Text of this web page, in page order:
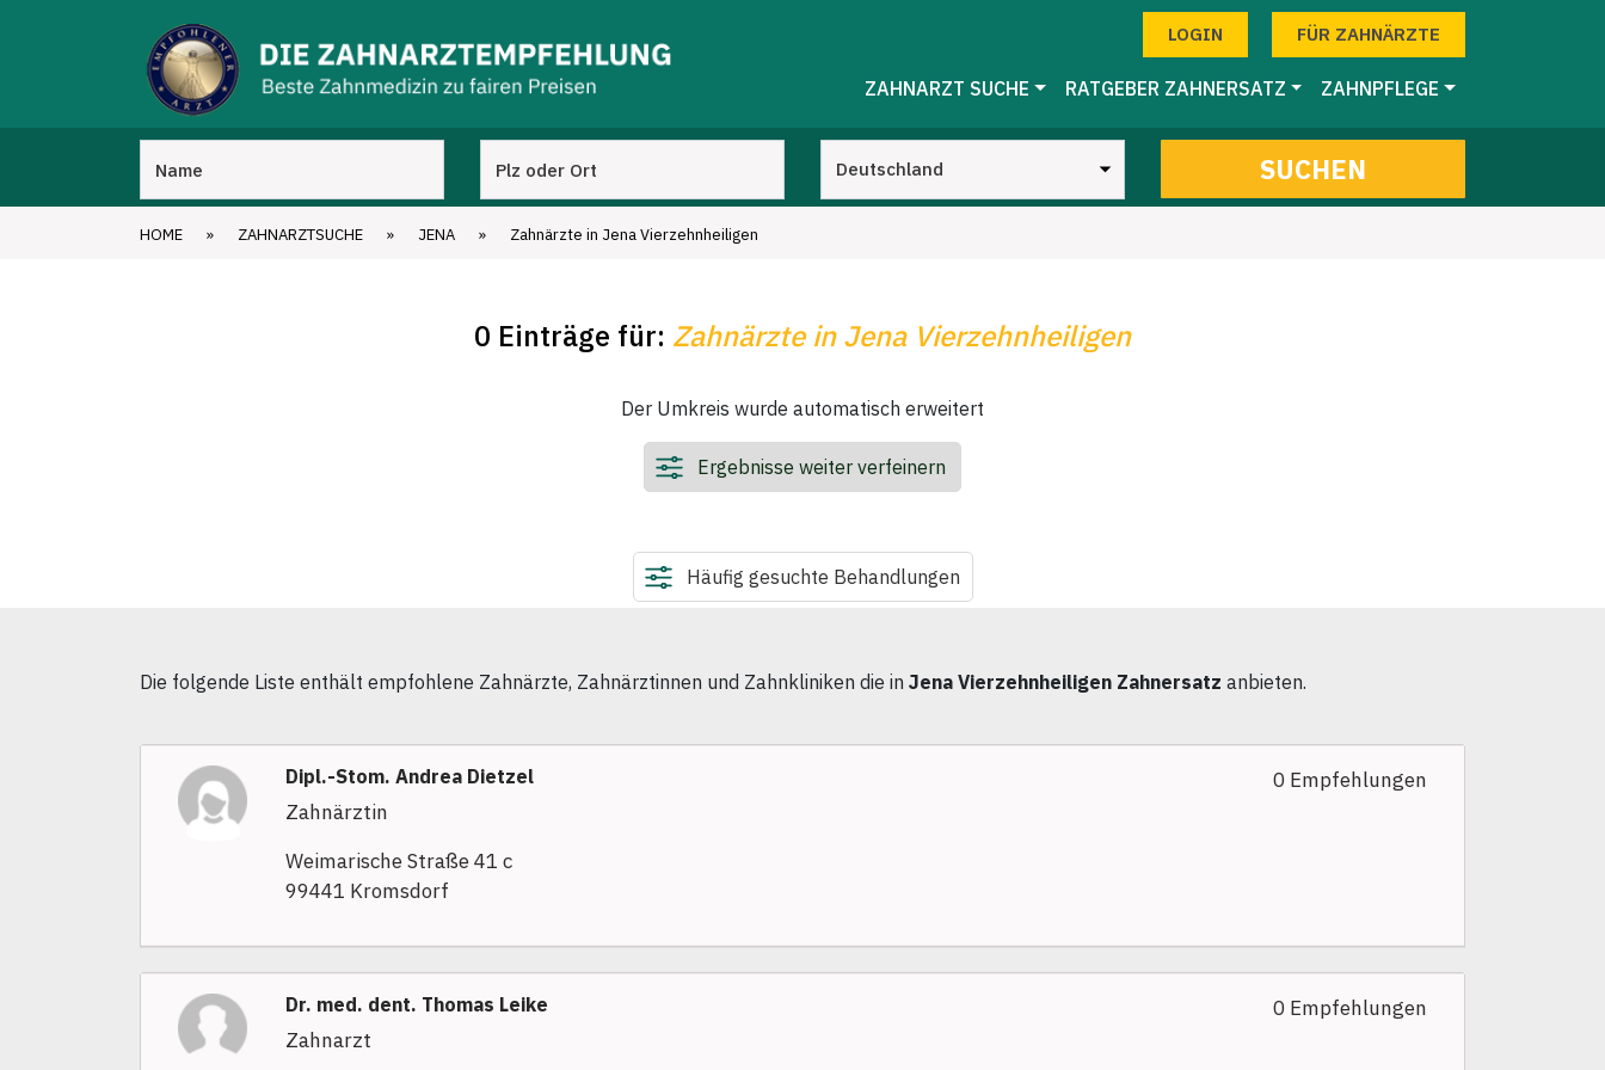
LOGIN FÜR ZAHNÄRZTE
ZAHNARZT SUCHE RATGEBER ZAHNERSATZ ZAHNPFLEGE
SUCHEN
HOME » ZAHNARZTSUCHE » JENA » Zahnärzte in Jena Vierzehnheiligen
0 Einträge für: Zahnärzte in Jena Vierzehnheiligen
Der Umkreis wurde automatisch erweitert
Ergebnisse weiter verfeinern
Häufig gesuchte Behandlungen
Die folgende Liste enthält empfohlene Zahnärzte, Zahnärztinnen und Zahnkliniken die in Jena Vierzehnheiligen Zahnersatz anbieten.
Dipl.-Stom. Andrea Dietzel
Zahnärztin
Weimarische Straße 41 c
99441 Kromsdorf
0 Empfehlungen
Dr. med. dent. Thomas Leike
Zahnarzt
0 Empfehlungen